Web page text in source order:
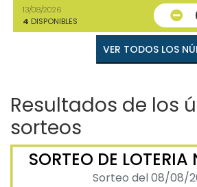
13/08/2026
4 DISPONIBLES
VER
Resultados de los
sorteos
SORTEO DE
Sorteo del 08/08/